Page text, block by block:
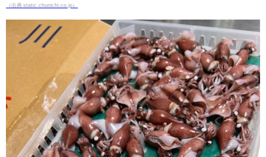
（出典 static.chunichi.co.jp）